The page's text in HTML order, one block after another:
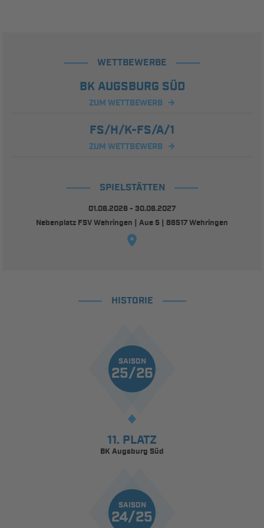
WETTBEWERBE
BK AUGSBURG SÜD
ZUM WETTBEWERB
FS/H/K-FS/A/1
ZUM WETTBEWERB
SPIELSTÄTTEN
01.06.2026 - 30.06.2027
Nebenplatz FSV Wehringen | Aue 5 | 86517 Wehringen
HISTORIE
SAISON
25/26
11. PLATZ
BK Augsburg Süd
SAISON
24/25